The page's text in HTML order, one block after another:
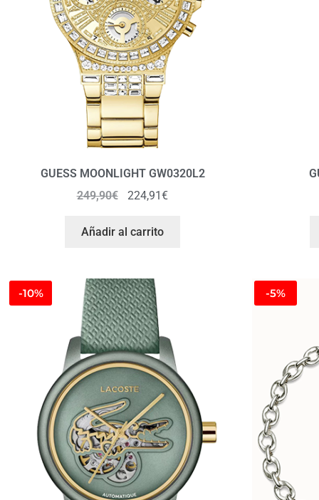
GUESS MOONLIGHT GW0320L2
249,90€ 224,91€
Añadir al carrito
-10% -5%